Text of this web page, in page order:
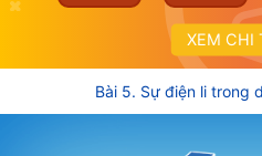
XEM CHI
Bài 5. Sự điện li trong